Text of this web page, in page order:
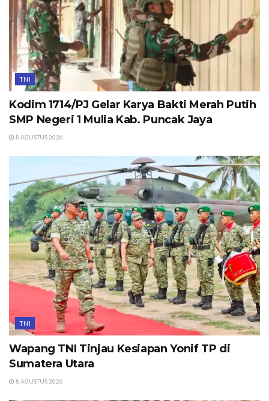
TNI
Kodim 1714/PJ Gelar Karya Bakti Merah Putih
SMP Negeri 1 Mulia Kab. Puncak Jaya
8 AGUSTUS 2026
TNI
Wapang TNI Tinjau Kesiapan Yonif TP di
Sumatera Utara
8 AGUSTUS 2026